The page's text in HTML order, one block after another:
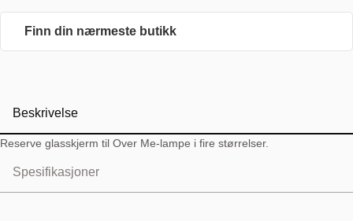
Finn din nærmeste butikk
Beskrivelse
Reserve glasskjerm til Over Me-lampe i fire størrelser.
Spesifikasjoner